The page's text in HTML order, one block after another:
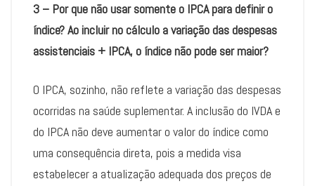
3 – Por que não usar somente o IPCA para definir o
índice? Ao incluir no cálculo a variação das despesas
assistenciais + IPCA, o índice não pode ser maior?
O IPCA, sozinho, não reflete a variação das despesas
ocorridas na saúde suplementar. A inclusão do IVDA e
do IPCA não deve aumentar o valor do índice como
uma consequência direta, pois a medida visa
estabelecer a atualização adequada dos preços de